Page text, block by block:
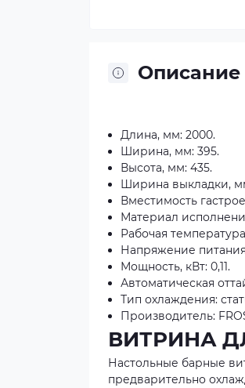
Описание
Длина, мм: 2000.
Ширина, мм: 395.
Высота, мм: 435.
Ширина выкладки,
Вместимость
Материал
Рабочая
Напряжение
Мощность, кВт: 0,11.
Автоматическая
Тип охлаждения:
Производитель:
ВИТРИНА
Настольные барные
предварительно